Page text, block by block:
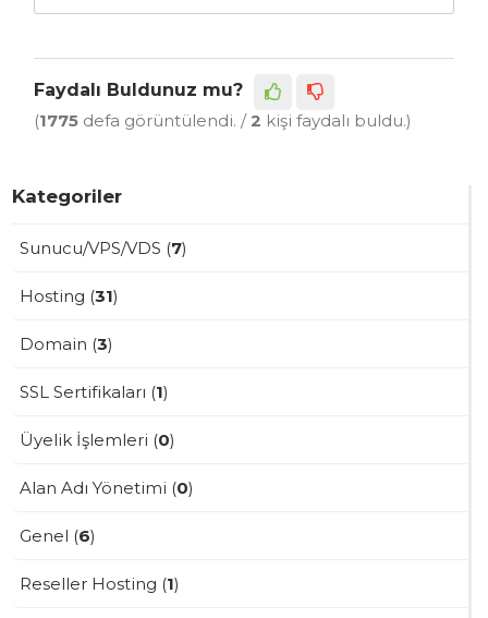
Faydalı Buldunuz mu?
(1775 defa görüntülendi. /2 kişi faydalı buldu.)
Kategoriler
Sunucu/VPS/VDS (7)
Hosting (31)
Domain (3)
SSL Sertifikaları (1)
Üyelik İşlemleri (0)
Alan Adı Yönetimi (0)
Genel (6)
Reseller Hosting (1)